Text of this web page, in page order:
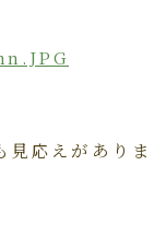
見応えがありま